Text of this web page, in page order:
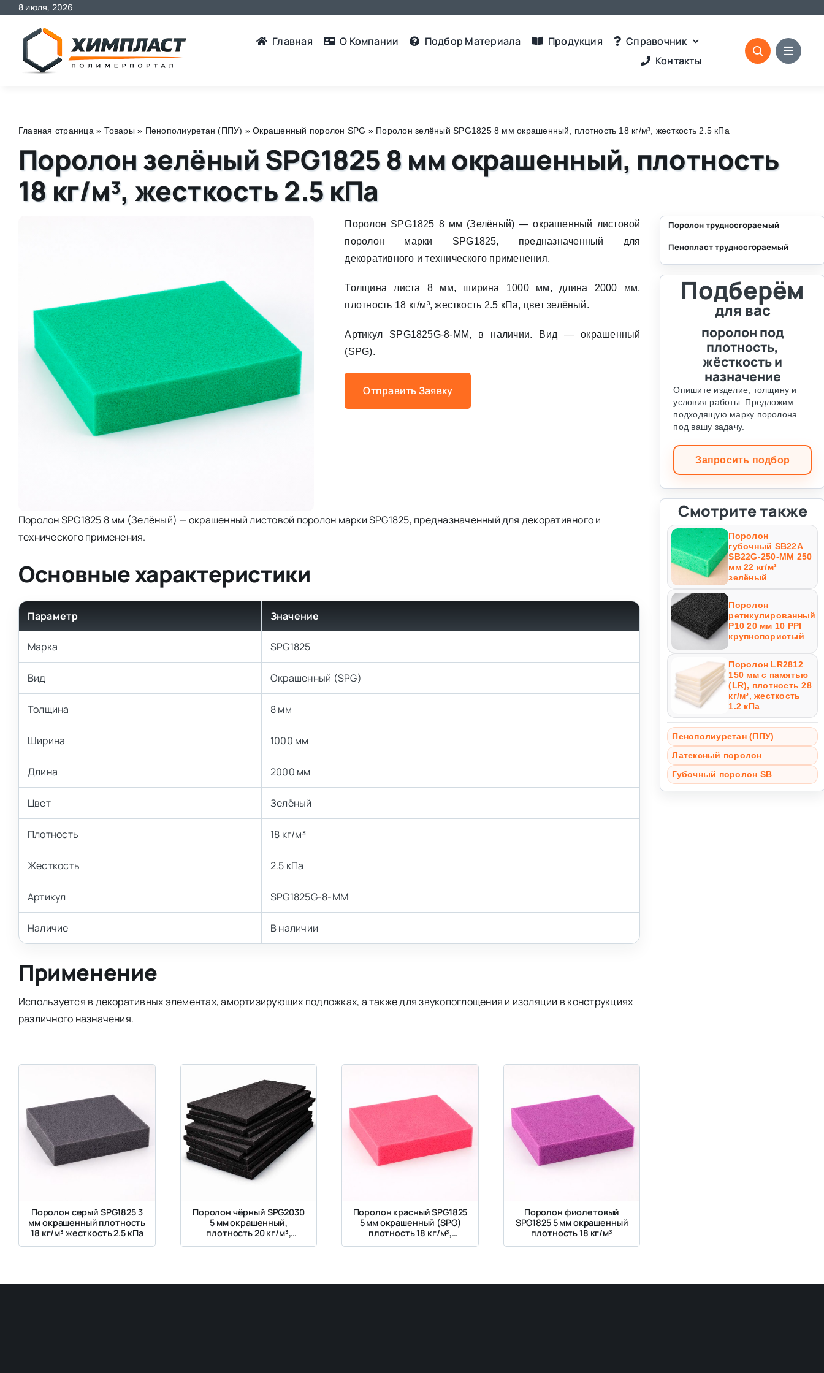
Skip
content
8 июля, 2026
Главная О Компании Подбор Материалa Продукция
Справочник
Контакты
Главная страница » Товары » Пенополиуретан (ППУ) »Окрашенный поролон SPG » Поролон зелёный SPG1825 8 мм окрашенный, плотность 18 кг/м³, жесткость 2.5 кПа
Поролон зелёный SPG1825 8 мм окрашенный, плотность
18 кг/м³, жесткость 2.5 кПа
Поролон SPG1825 8 мм (Зелёный) — окрашенный листовой
поролон марки SPG1825, предназначенный для
декоративного и технического применения.
Толщина листа 8 мм, ширина 1000 мм, длина 2000 мм,
плотность 18 кг/м³, жесткость 2.5 кПа, цвет зелёный.
Артикул SPG1825G-8-MM, в наличии. Вид — окрашенный
(SPG).
Отправить Заявку
Поролон SPG1825 8 мм (Зелёный) — окрашенный листовой поролон марки SPG1825, предназначенный для декоративного и
технического применения.
Основные характеристики
Параметр Значение
Марка SPG1825
Вид Окрашенный (SPG)
Толщина 8 мм
Ширина 1000 мм
Длина 2000 мм
Цвет Зелёный
Плотность 18 кг/м³
Жесткость 2.5 кПа
Артикул SPG1825G-8-MM
Наличие В наличии
Применение
Используется в декоративных элементах, амортизирующих подложках, а также для звукопоглощения и изоляции в конструкциях
различного назначения.
Поролон серый SPG1825 3
мм окрашенный плотность
18 кг/м³ жесткость 2.5 кПа
Поролон чёрный SPG2030
5 мм окрашенный,
плотность 20 кг/м³,
жесткость 3 кПа
Поролон красный SPG1825
5 мм окрашенный (SPG)
плотность 18 кг/м³,
жесткость 2.5 кПа
Поролон фиолетовый
SPG1825 5 мм окрашенный
плотность 18 кг/м³
Поролон трудносгораемый
Пенопласт трудносгораемый
Подберём
для вас
поролон под
плотность,
жёсткость и
назначение
Опишите изделие, толщину и
условия работы. Предложим
подходящую марку поролона
под вашу задачу.
Запросить подбор
Смотрите также
Поролон
губочный SB22A
SB22G-250-MM 250
мм 22 кг/м³
зелёный
Поролон
ретикулированный
P10 20 мм 10 PPI
крупнопористый
Поролон LR2812
150 мм с памятью
(LR), плотность 28
кг/м³, жесткость
1.2 кПа
Пенополиуретан (ППУ)
Латексный поролон
Губочный поролон SB